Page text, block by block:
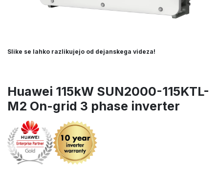
Slike se lahko razlikujejo od dejanskega videza!
Huawei 115kW SUN2000-115KTL-
M2 On-grid 3 phase inverter